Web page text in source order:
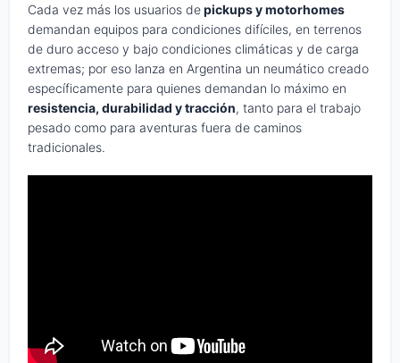
Cada vez más los usuarios depickups y motorhomes
demandan equipos para condiciones difíciles, en terrenos
de duro acceso y bajo condiciones climáticas y de carga
extremas; por eso lanza en Argentina un neumático creado
específicamente para quienes demandan lo máximo en
resistencia, durabilidad y tracción, tanto para el trabajo
pesado como para aventuras fuera de caminos
tradicionales.